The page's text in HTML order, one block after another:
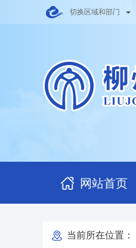
切换区域和部门
网站首页
当前所在位置：